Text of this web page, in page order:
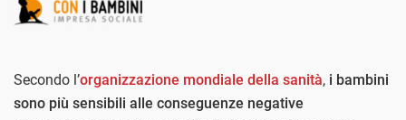
Secondo l’organizzazione mondiale della sanità, i bambini
sono più sensibili alle conseguenze negative